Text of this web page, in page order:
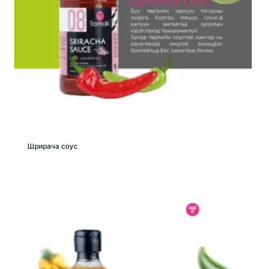
Шрирача соус